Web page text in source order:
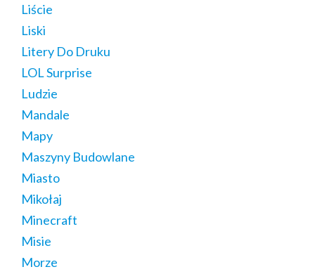
Liście
Liski
Litery Do Druku
LOL Surprise
Ludzie
Mandale
Mapy
Maszyny Budowlane
Miasto
Mikołaj
Minecraft
Misie
Morze